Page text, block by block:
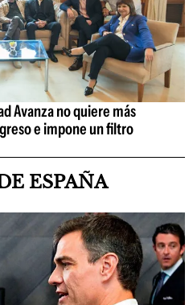
Avanza no quiere más
e impone un filtro
ESPAÑA